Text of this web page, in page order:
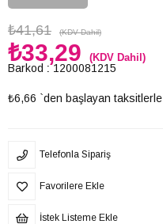
₺41,61 (KDV Dahil)
₺33,29 (KDV Dahil)
Barkod : 1200081215
₺6,66 `den başlayan taksitlerle
Telefonla Sipariş
Favorilere Ekle
İstek Listeme Ekle